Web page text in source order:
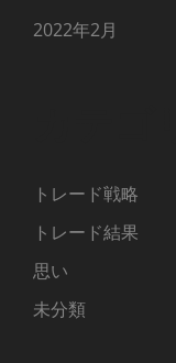
2022年2月
トレード戦略
トレード結果
思い
未分類